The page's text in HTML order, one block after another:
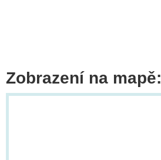
Zobrazení na mapě: